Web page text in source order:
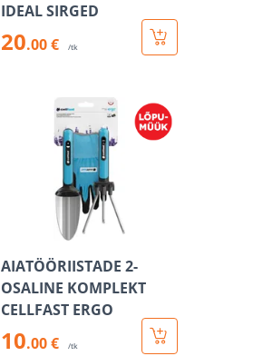
IDEAL SIRGED
20.00 € /tk
AIATÖÖRIISTADE 2-
OSALINE KOMPLEKT
CELLFAST ERGO
10.00 € /tk